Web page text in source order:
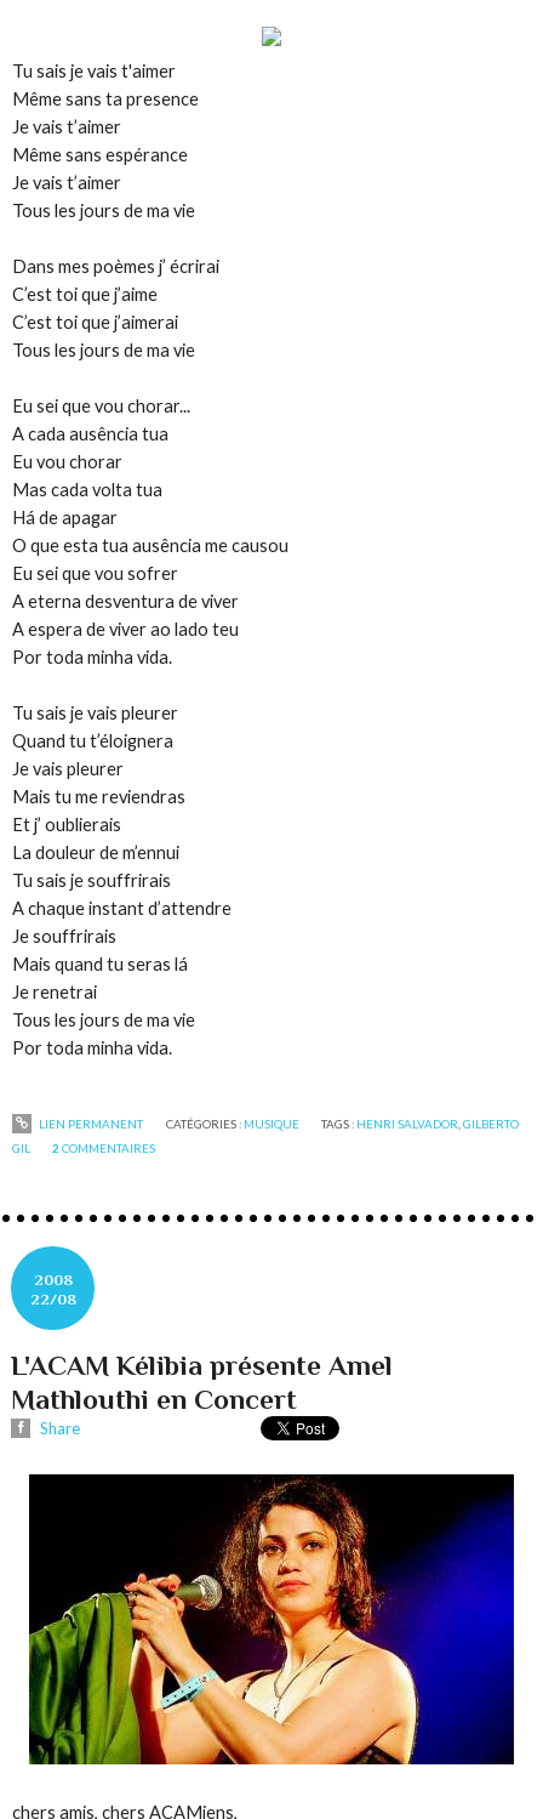
Tu sais je vais t'aimer
Même sans ta presence
Je vais t’aimer
Même sans espérance
Je vais t’aimer
Tous les jours de ma vie
Dans mes poèmes j’ écrirai
C’est toi que j’aime
C’est toi que j’aimerai
Tous les jours de ma vie
Eu sei que vou chorar...
A cada ausência tua
Eu vou chorar
Mas cada volta tua
Há de apagar
O que esta tua ausência me causou
Eu sei que vou sofrer
A eterna desventura de viver
A espera de viver ao lado teu
Por toda minha vida.
Tu sais je vais pleurer
Quand tu t’éloignera
Je vais pleurer
Mais tu me reviendras
Et j’ oublierais
La douleur de m’ennui
Tu sais je souffrirais
A chaque instant d’attendre
Je souffrirais
Mais quand tu seras lá
Je renetrai
Tous les jours de ma vie
Por toda minha vida.
LIEN PERMANENT CATÉGORIES : MUSIQUE TAGS : HENRI SALVADOR GILBERTO
GIL
2 COMMENTAIRES
2008
22/08
L'ACAM Kélibia présente Amel
Mathlouthi en Concert
Share
chers amis, chers ACAMiens,